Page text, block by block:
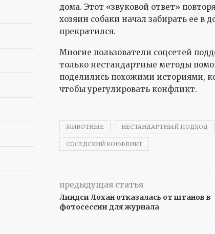
дома. Этот «звуковой ответ»
хозяин собаки начал забирать ее в
прекратился.
Многие пользователи соцсетей
только нестандартные методы
поделились похожими историями,
чтобы урегулировать конфликт.
ЖИВОТНЫЕ НЕСТАНДАРТНЫЙ ПОДХОД
СОСЕДСКИЙ КОНФЛИКТ
предыдущая статья
Линдси Лохан отказалась от штанов в
фотосессии для журнала